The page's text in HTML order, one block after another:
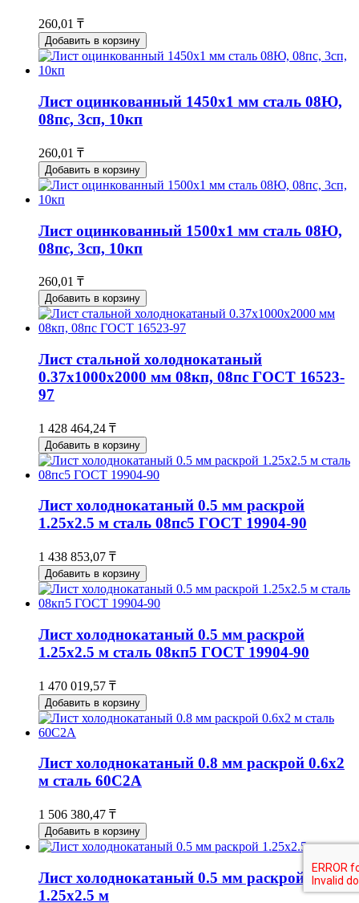
260,01 ₸
Добавить в корзину
Лист оцинкованный 1450x1 мм сталь 08Ю,
08пс, 3сп, 10кп
260,01 ₸
Добавить в корзину
Лист оцинкованный 1500x1 мм сталь 08Ю,
08пс, 3сп, 10кп
260,01 ₸
Добавить в корзину
Лист стальной холоднокатаный
0.37х1000х2000 мм 08кп, 08пс ГОСТ 16523-
97
1 428 464,24 ₸
Добавить в корзину
Лист холоднокатаный 0.5 мм раскрой
1.25х2.5 м сталь 08пс5 ГОСТ 19904-90
1 438 853,07 ₸
Добавить в корзину
Лист холоднокатаный 0.5 мм раскрой
1.25х2.5 м сталь 08кп5 ГОСТ 19904-90
1 470 019,57 ₸
Добавить в корзину
Лист холоднокатаный 0.8 мм раскрой 0.6х2
м сталь 60С2А
1 506 380,47 ₸
Добавить в корзину
Лист холоднокатаный 0.5 мм раскрой
1.25х2.5 м